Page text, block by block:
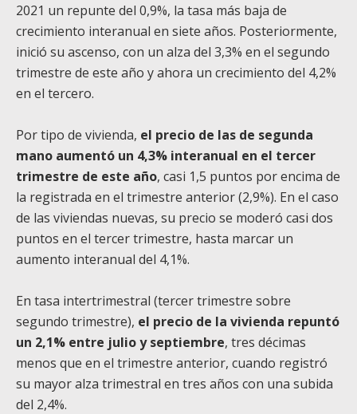
2021 un repunte del 0,9%, la tasa más baja de
crecimiento interanual en siete años. Posteriormente,
inició su ascenso, con un alza del 3,3% en el segundo
trimestre de este año y ahora un crecimiento del 4,2%
en el tercero.
Por tipo de vivienda, el precio de las de segunda
mano aumentó un 4,3% interanual en el tercer
trimestre de este año, casi 1,5 puntos por encima de
la registrada en el trimestre anterior (2,9%). En el caso
de las viviendas nuevas, su precio se moderó casi dos
puntos en el tercer trimestre, hasta marcar un
aumento interanual del 4,1%.
En tasa intertrimestral (tercer trimestre sobre
segundo trimestre), el precio de la vivienda repuntó
un 2,1% entre julio y septiembre, tres décimas
menos que en el trimestre anterior, cuando registró
su mayor alza trimestral en tres años con una subida
del 2,4%.